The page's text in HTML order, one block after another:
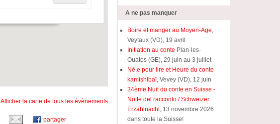
Afficher la carte de tous les évènements
partager
A ne pas manquer
Boire et manger au Moyen-Age,
Veytaux (VD), 19 avril
Initiation au conte Plan-les-
Ouates (GE), 29 juin au 3 juillet
Né.e pour lire et Heure du conte
kamishibaï, Vevey (VD), 12 juin
34ème Nuit du conte en Suisse -
Notte del racconto / Schweizer
Erzählnacht, 13 novembre 2026
dans toute la Suisse!